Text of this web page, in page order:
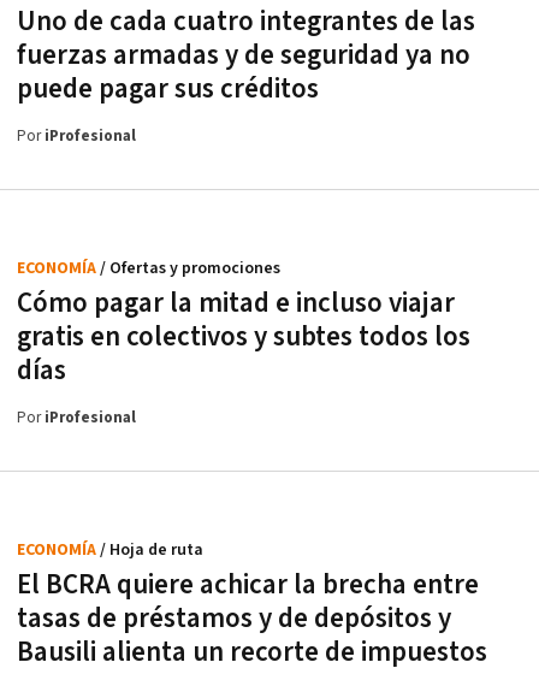
Uno de cada cuatro integrantes de las
fuerzas armadas y de seguridad ya no
puede pagar sus créditos
PoriProfesional
Cómo pagar la mitad e incluso viajar
gratis en colectivos y subtes todos los
días
ECONOMÍA/ Ofertas y promociones
PoriProfesional
El BCRA quiere achicar la brecha entre
tasas de préstamos y de depósitos y
Bausili alienta un recorte de impuestos
ECONOMÍA/ Hoja de ruta